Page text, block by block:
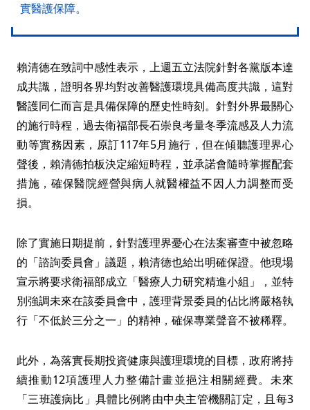
實醫護保障。
賴清德在致詞中感性表示，上週五立法院針對各黨版本達
成共識，證明各界均對改善醫護環境具備高度共識，這對
醫護同仁而言是具備保障的歷史性時刻。針對外界最關心
的施行時程，過去衛福部長石崇良考量冬季流感及人力流
動等實務因素，原訂117年5月施行，但在傾聽護理界心
聲後，賴清德拍板決定縮短時程，並承諾會隨時掌握配套
措施，確保醫院經營與病人就醫權益不因人力調整而受
損。
除了實施日期提前，針對護理界憂心在法案審查中被忽略
的「諮詢委員會」議題，賴清德也給出明確保證。他現場
宣示將要求衛福部成立「醫療人力研究精進小組」，並特
別強調未來在該委員會中，護理背景委員的佔比將嚴格執
行「不低於三分之一」的精神，確保專業聲音不被稀釋。
此外，為落實長期投資健康與護理環境的目標，政府將持
續推動12項護理人力整備計畫並挹注相關經費。未來
「三班護病比」具體比例將由中央主管機關訂定，且每3